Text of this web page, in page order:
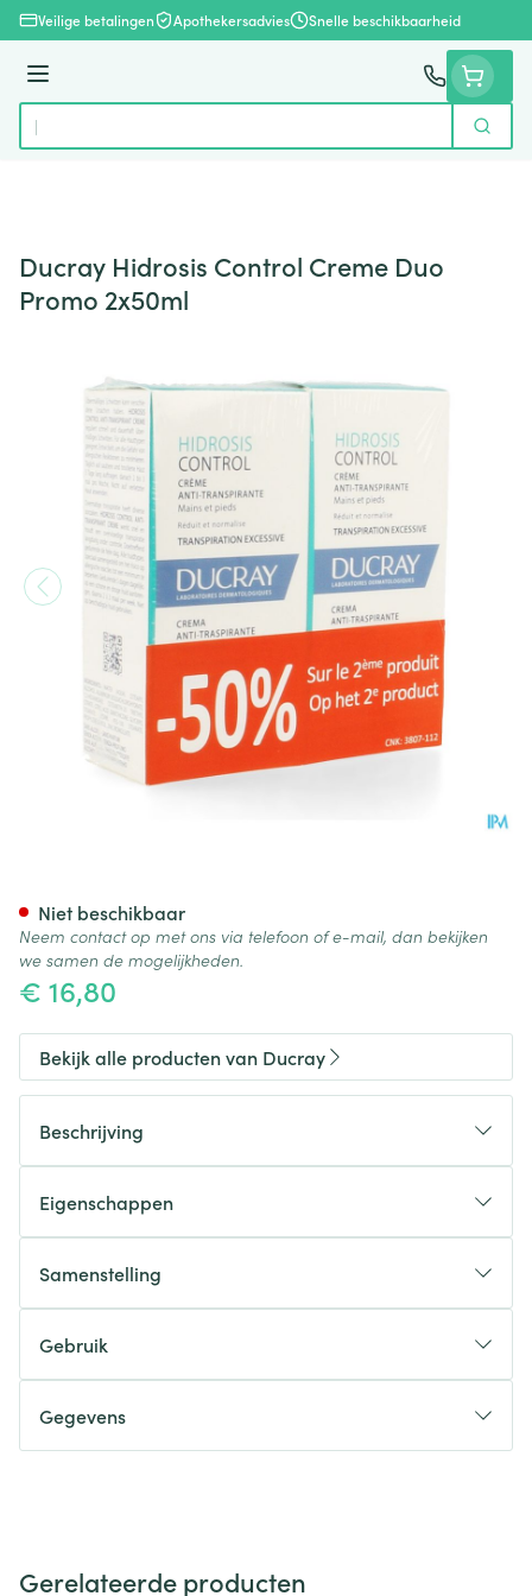
Ga naar de inhoud
Veilige betalingen Apothekersadvies Snelle beschikbaarheid
Menu
Product, merk, categorie...
Zoek
Ducray Hidrosis Control Creme Duo
Promo 2x50ml
€ 16,80
Niet beschikbaar
Neem contact op met ons via telefoon of e-mail, dan bekijken
we samen de mogelijkheden.
Bekijk alle producten van Ducray
Beschrijving
Eigenschappen
Samenstelling
Gebruik
Gegevens
Gerelateerde producten